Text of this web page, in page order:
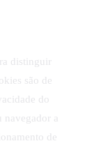
distinguir
são de
do
a
de